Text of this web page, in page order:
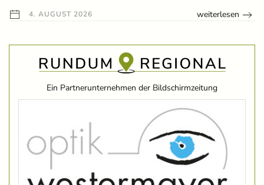
4. AUGUST 2026 weiterlesen
Ein Partnerunternehmen der Bildschirmzeitung